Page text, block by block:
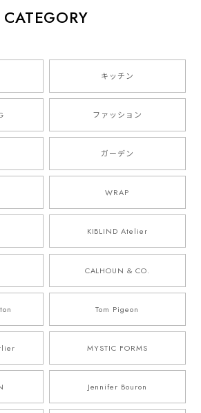
CATEGORY
キッチン
ファッション
ガーデン
WRAP
KIBLIND Atelier
CALHOUN & CO.
Tom Pigeon
MYSTIC FORMS
Jennifer Bouron